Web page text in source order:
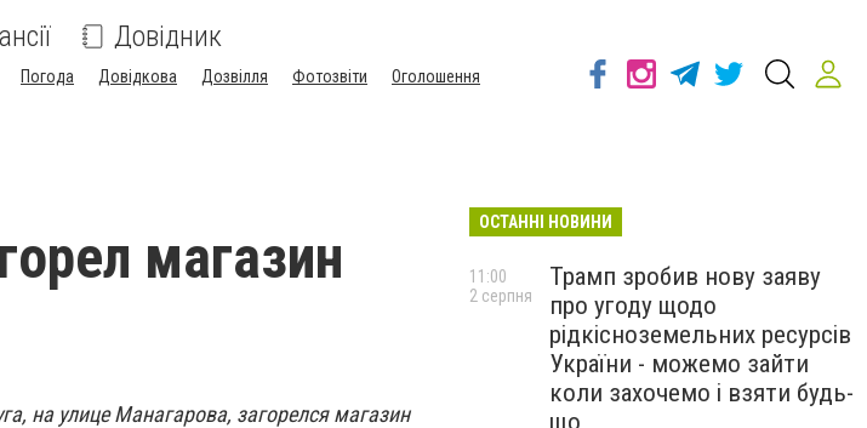
Довідник
Погода Довідкова Дозвілля Фотозвіти
Оголошення
магазин
на улице Манагарова, загорелся магазин
ОСТАННІ НОВИНИ
Трамп зробив нову заяву
про угоду щодо
рідкісноземельних ресурсів
України - можемо зайти
коли захочемо і взяти будь-
що
11:00
2 серпня